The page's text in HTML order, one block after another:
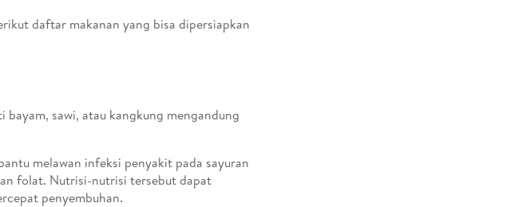
daftar makanan yang bisa dipersiapkan
sawi, atau kangkung mengandung
melawan infeksi penyakit pada sayuran
folat. Nutrisi-nutrisi tersebut dapat
penyembuhan.